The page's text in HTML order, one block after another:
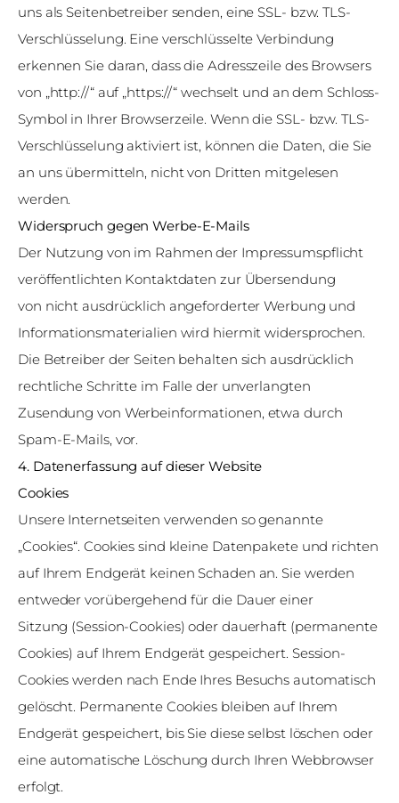
uns als Seitenbetreiber senden, eine SSL- bzw. TLS-
Verschlüsselung. Eine verschlüsselte Verbindung
erkennen Sie daran, dass die Adresszeile des Browsers
von „http://“ auf „https://“ wechselt und an dem Schloss-
Symbol in Ihrer Browserzeile. Wenn die SSL- bzw. TLS-
Verschlüsselung aktiviert ist, können die Daten, die Sie
an uns übermitteln, nicht von Dritten mitgelesen
werden.
Widerspruch gegen Werbe-E-Mails
Der Nutzung von im Rahmen der Impressumspflicht
veröffentlichten Kontaktdaten zur Übersendung
von nicht ausdrücklich angeforderter Werbung und
Informationsmaterialien wird hiermit widersprochen.
Die Betreiber der Seiten behalten sich ausdrücklich
rechtliche Schritte im Falle der unverlangten
Zusendung von Werbeinformationen, etwa durch
Spam-E-Mails, vor.
4. Datenerfassung auf dieser Website
Cookies
Unsere Internetseiten verwenden so genannte
„Cookies“. Cookies sind kleine Datenpakete und richten
auf Ihrem Endgerät keinen Schaden an. Sie werden
entweder vorübergehend für die Dauer einer
Sitzung (Session-Cookies) oder dauerhaft (permanente
Cookies) auf Ihrem Endgerät gespeichert. Session-
Cookies werden nach Ende Ihres Besuchs automatisch
gelöscht. Permanente Cookies bleiben auf Ihrem
Endgerät gespeichert, bis Sie diese selbst löschen oder
eine automatische Löschung durch Ihren Webbrowser
erfolgt.